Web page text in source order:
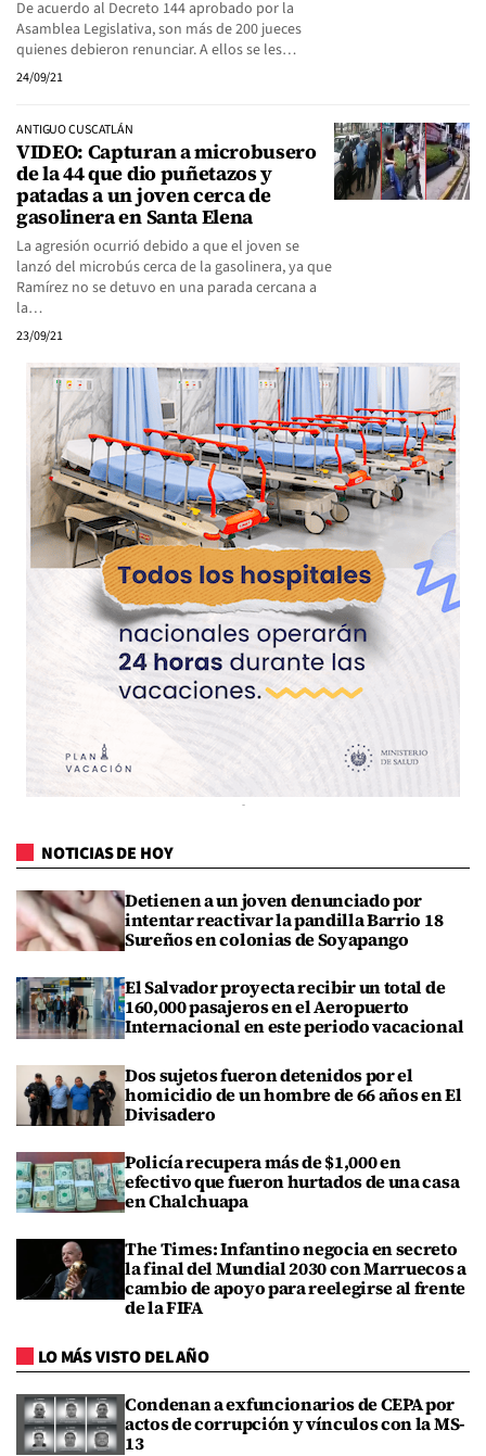
De acuerdo al Decreto 144 aprobado por la
Asamblea Legislativa, son más de 200 jueces
quienes debieron renunciar. A ellos se les…
24/09/21
ANTIGUO CUSCATLÁN
VIDEO: Capturan a microbusero
de la 44 que dio puñetazos y
patadas a un joven cerca de
gasolinera en Santa Elena
La agresión ocurrió debido a que el joven se
lanzó del microbús cerca de la gasolinera, ya que
Ramírez no se detuvo en una parada cercana a
la…
23/09/21
NOTICIAS DE HOY
Detienen a un joven denunciado por
intentar reactivar la pandilla Barrio 18
Sureños en colonias de Soyapango
El Salvador proyecta recibir un total de
160,000 pasajeros en el Aeropuerto
Internacional en este periodo vacacional
Dos sujetos fueron detenidos por el
homicidio de un hombre de 66 años en El
Divisadero
Policía recupera más de $1,000 en
efectivo que fueron hurtados de una casa
en Chalchuapa
The Times: Infantino negocia en secreto
la final del Mundial 2030 con Marruecos a
cambio de apoyo para reelegirse al frente
de la FIFA
LO MÁS VISTO DEL AÑO
Condenan a exfuncionarios de CEPA por
actos de corrupción y vínculos con la MS-
13